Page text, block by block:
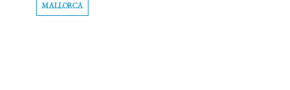
MALLORCA